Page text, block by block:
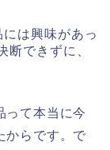
は興味があっ
断できずに、
って本当に今
からです。で